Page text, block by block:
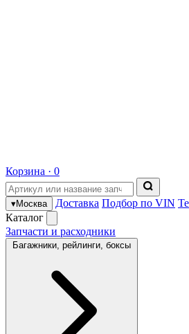
Корзина · 0
▾Москва Доставка Подбор по VIN
Каталог
Запчасти и расходники
Багажники, рейлинги, боксы